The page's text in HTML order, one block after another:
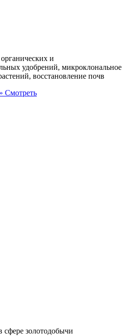
и
удобрений, микроклональное
восстановление почв
Смотреть
сфере золотодобычи